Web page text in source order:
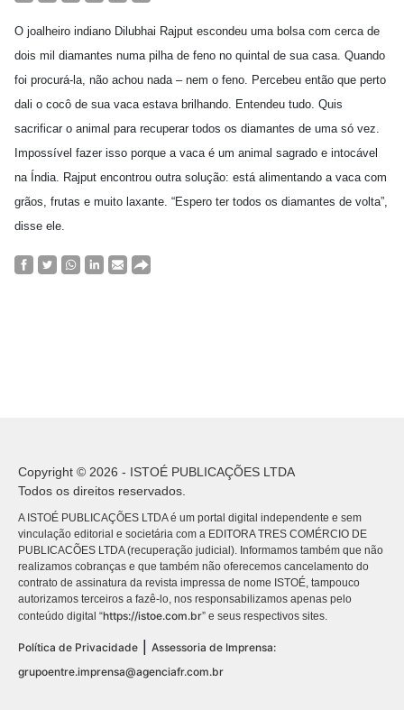
O joalheiro indiano Dilubhai Rajput escondeu uma bolsa com cerca de
dois mil diamantes numa pilha de feno no quintal de sua casa. Quando
foi procurá-la, não achou nada – nem o feno. Percebeu então que perto
dali o cocô de sua vaca estava brilhando. Entendeu tudo. Quis
sacrificar o animal para recuperar todos os diamantes de uma só vez.
Impossível fazer isso porque a vaca é um animal sagrado e intocável
na Índia. Rajput encontrou outra solução: está alimentando a vaca com
grãos, frutas e muito laxante. “Espero ter todos os diamantes de volta”,
disse ele.
Copyright © 2026 - ISTOÉ PUBLICAÇÕES LTDA
Todos os direitos reservados.
A ISTOÉ PUBLICAÇÕES LTDA é um portal digital independente e sem
vinculação editorial e societária com a EDITORA TRES COMÉRCIO DE
PUBLICACÕES LTDA (recuperação judicial). Informamos também que não
realizamos cobranças e que também não oferecemos cancelamento do
contrato de assinatura da revista impressa de nome ISTOÉ, tampouco
autorizamos terceiros a fazê-lo, nos responsabilizamos apenas pelo
conteúdo digital “https://istoe.com.br” e seus respectivos sites.
Política de Privacidade
Assessoria de Imprensa:
grupoentre.imprensa@agenciafr.com.br